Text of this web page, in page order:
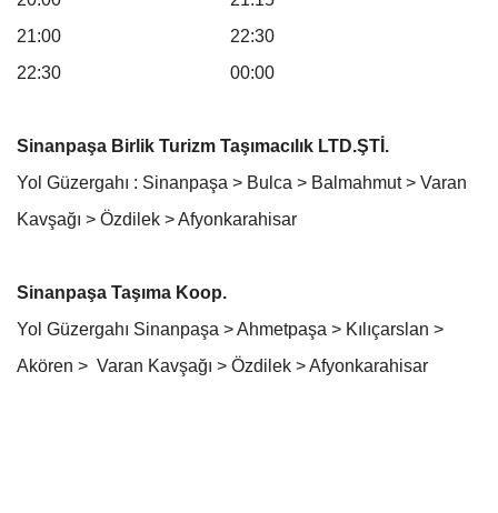
21:00 22:30
22:30 00:00
Sinanpaşa Birlik Turizm Taşımacılık LTD.ŞTİ.
Yol Güzergahı : Sinanpaşa > Bulca > Balmahmut > Varan
Kavşağı > Özdilek > Afyonkarahisar
Sinanpaşa Taşıma Koop.
Yol Güzergahı Sinanpaşa > Ahmetpaşa > Kılıçarslan >
Akören > Varan Kavşağı > Özdilek > Afyonkarahisar